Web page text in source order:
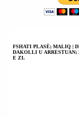
FSHATI PLASË; MALIQ |
DAKOLLI U ARRESTUAN;
E ZI.